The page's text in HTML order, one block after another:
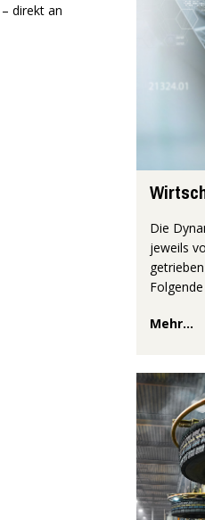
direkt an
Die
jeweils
Mehr...